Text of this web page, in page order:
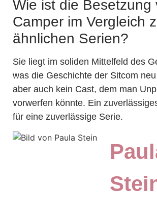
Wie ist die Besetzung
Camper im Vergleich
ähnlichen Serien?
Sie liegt im soliden Mittelfeld des
was die Geschichte der Sitcom
aber auch kein Cast, dem man
vorwerfen könnte. Ein
für eine zuverlässige Serie.